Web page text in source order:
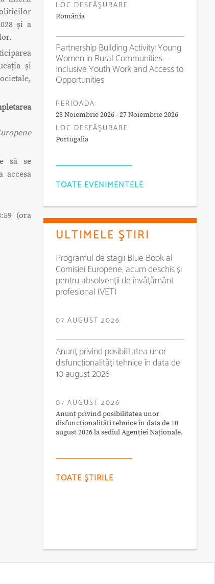
și a
și
să se
(ora
LOC DESFĂŞURARE
România
Partnership Building Activity: Young
Women in Rural Communities -
Inclusive Youth Work and Access to
Opportunities
PERIOADA:
23 Noiembrie 2026 - 27 Noiembrie 2026
LOC DESFĂŞURARE
Portugalia
TOATE EVENIMENTELE
ULTIMELE ŞTIRI
Programul de stagii Blue Book al
Comisiei Europene, acum deschis și
pentru absolvenții de învățământ
profesional (VET)
07 AUGUST 2026
Anunț privind posibilitatea unor
disfuncționalități tehnice în data de
10 august 2026
07 AUGUST 2026
Anunț privind posibilitatea unor
disfuncționalități tehnice în data de 10
august 2026 la sediul Agenției Naționale.
TOATE ŞTIRILE